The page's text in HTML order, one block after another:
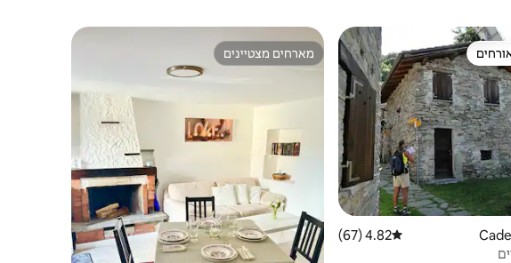
דירוג ממוצע של 4.82 מתוך 5, 67 ביקורות
4.82 (67)
מארחים מצטיינים
מארחים מצטיינים